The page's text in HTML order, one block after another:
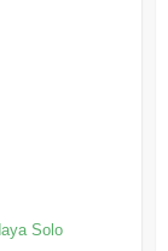
Solo